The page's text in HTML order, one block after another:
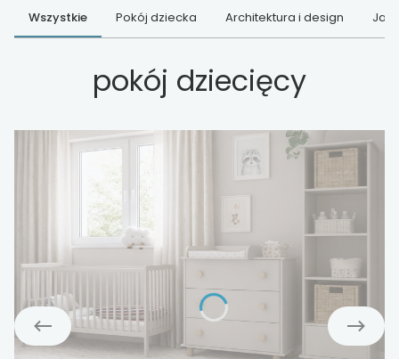
Wszystkie Pokój dziecka Architektura i design Jak
pokój dziecięcy